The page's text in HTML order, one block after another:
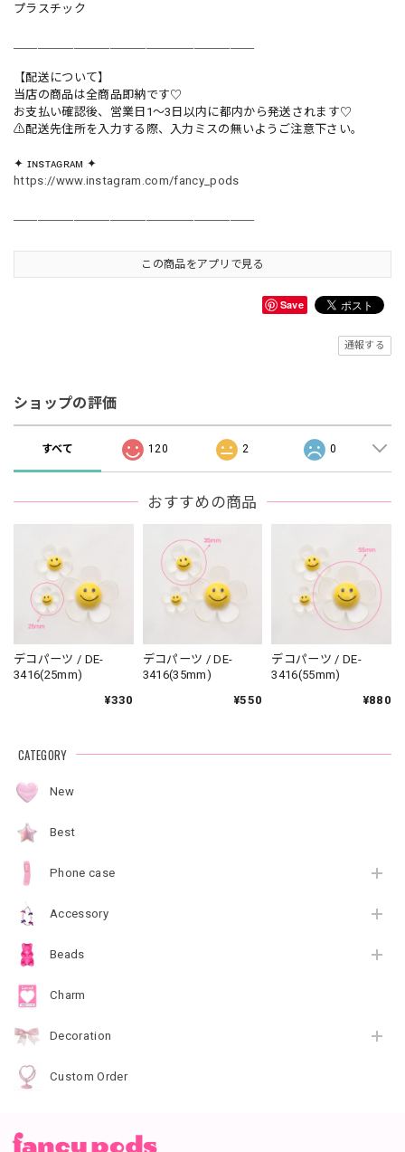
プラスチック
【配送について】
当店の商品は全商品即納です♡︎
お支払い確認後、営業日1〜3日以内に都内から発送されます♡
⚠︎配送先住所を入力する際、入力ミスの無いようご注意下さい。
✦ ɪɴsᴛᴀɢʀᴀᴍ ✦
https://www.instagram.com/fancy_pods
この商品をアプリで見る
Save
通報する
ショップの評価
すべて 120 2 0
おすすめの商品
デコパーツ / DE-
3416(25mm)
¥330
デコパーツ / DE-
3416(35mm)
¥550
デコパーツ / DE-
3416(55mm)
¥880
CATEGORY
New
Best
Phone case
Accessory
Beads
Charm
Decoration
Custom Order